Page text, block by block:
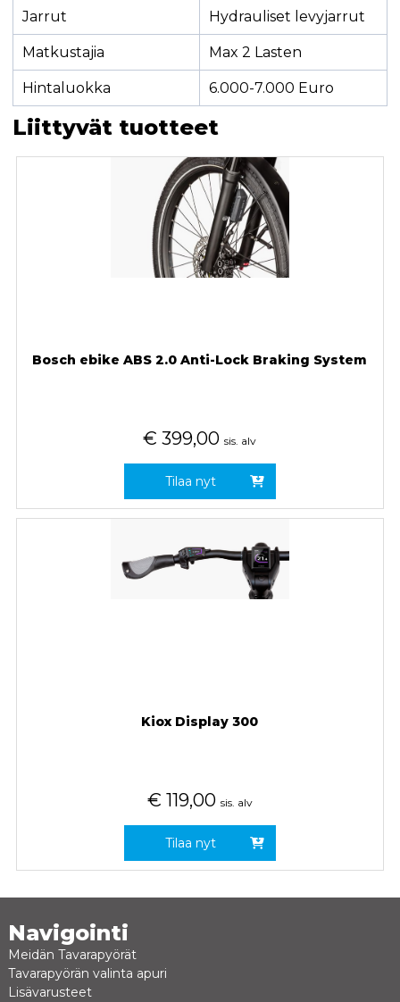
Jarrut Hydrauliset levyjarrut
Matkustajia Max 2 Lasten
Hintaluokka 6.000-7.000 Euro
Liittyvät tuotteet
Bosch ebike ABS 2.0 Anti-Lock Braking System
€ 399,00 sis. alv
Tilaa nyt
Kiox Display 300
€ 119,00 sis. alv
Tilaa nyt
Navigointi
Meidän Tavarapyörät
Tavarapyörän valinta apuri
Lisävarusteet